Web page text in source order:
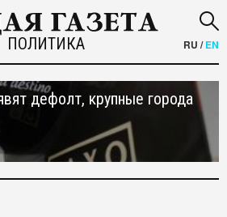
ПОЛИТИКА RU /EN
дефолт, крупные города